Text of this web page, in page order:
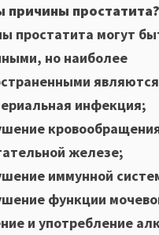
причины простатита?
простатита могут
но наиболее
инфекция;
железе;
иммунной
функции
и употребление